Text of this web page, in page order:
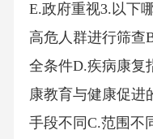
E.政府重视3.以下
高危人群进行筛查
全条件D.疾病康复
康教育与健康促进
手段不同C.范围不